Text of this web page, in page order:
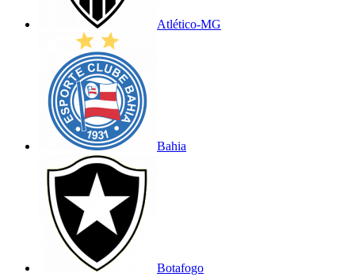
Atlético-MG
Bahia
Botafogo